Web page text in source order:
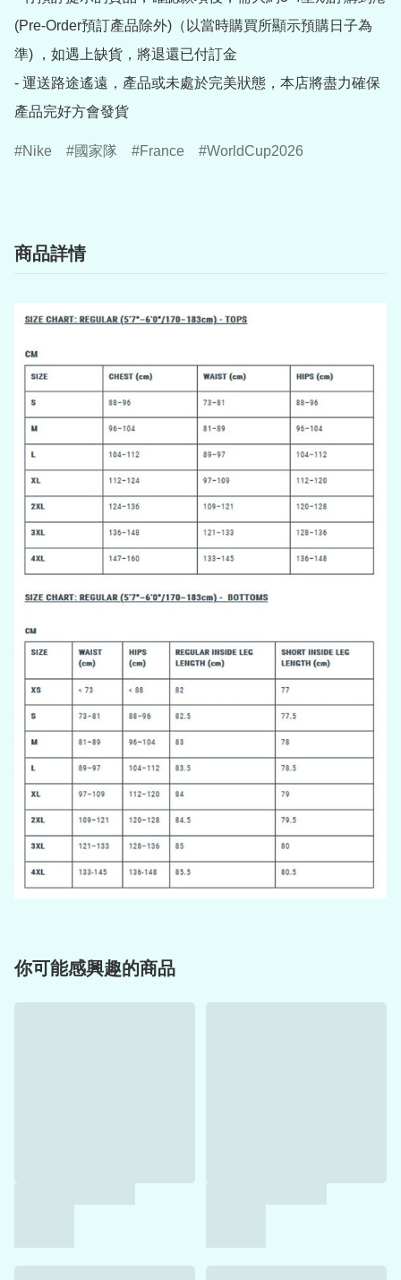
(Pre-Order預訂產品除外)（以當時購買所顯示預購日子為
準) ，如遇上缺貨，將退還已付訂金
- 運送路途遙遠，產品或未處於完美狀態，本店將盡力確保
產品完好方會發貨
Nike 國家隊 France WorldCup2026
商品詳情
你可能感興趣的商品